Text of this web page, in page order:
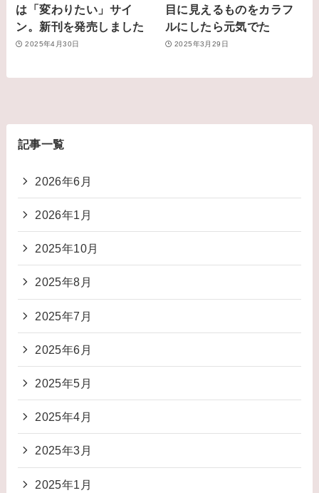
は「変わりたい」サイ
ン。新刊を発売しました
2025年4月30日
目に見えるものをカラフ
ルにしたら元気でた
2025年3月29日
記事一覧
2026年6月
2026年1月
2025年10月
2025年8月
2025年7月
2025年6月
2025年5月
2025年4月
2025年3月
2025年1月